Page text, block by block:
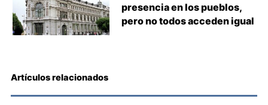
presencia en los pueblos,
pero no todos acceden igual
Artículos relacionados